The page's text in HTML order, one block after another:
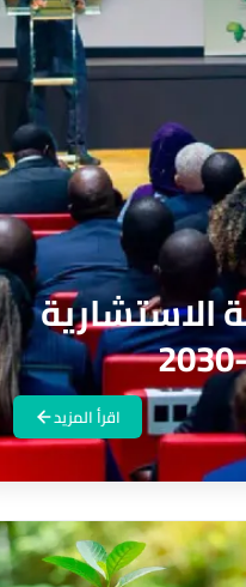
الاستشارية
اقرأ المزيد